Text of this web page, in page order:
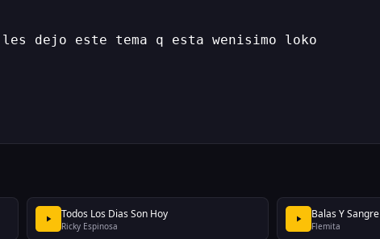
les dejo este tema q esta wenisimo loko
Todos Los Dias Son Hoy
Ricky Espinosa
Balas Y Sangre
Flemita